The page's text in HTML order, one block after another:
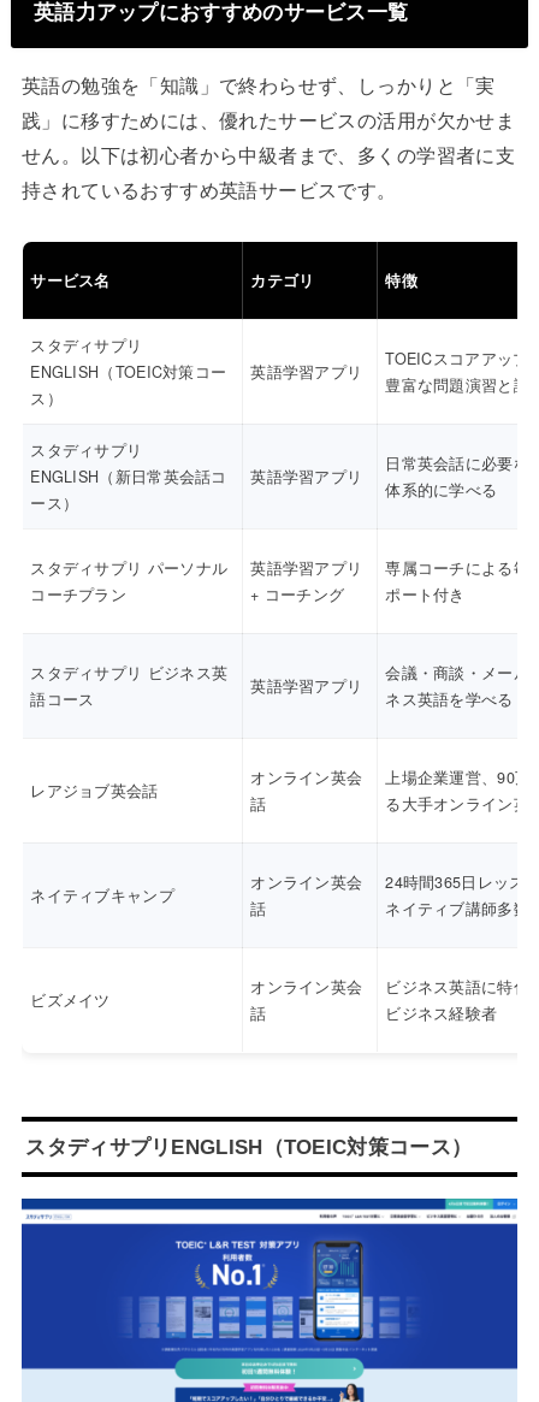
英語力アップにおすすめのサービス一覧
英語の勉強を「知識」で終わらせず、しっかりと「実
践」に移すためには、優れたサービスの活用が欠かせま
せん。以下は初心者から中級者まで、多くの学習者に支
持されているおすすめ英語サービスです。
サービス名 カテゴリ 特徴
スタディサプリ
ENGLISH（TOEIC対策コー
ス）
英語学習アプリ
TOEICスコアアップ
豊富な問題演習と講
スタディサプリ
ENGLISH（新日常英会話コ
ース）
英語学習アプリ
日常英会話に必要な
体系的に学べる
スタディサプリ パーソナル
コーチプラン
英語学習アプリ
+ コーチング
専属コーチによる毎
ポート付き
スタディサプリ ビジネス英
語コース
英語学習アプリ
会議・商談・メール
ネス英語を学べる
レアジョブ英会話
オンライン英会
話
上場企業運営、90万
る大手オンライン英
ネイティブキャンプ
オンライン英会
話
24時間365日レッス
ネイティブ講師多数
ビズメイツ
オンライン英会
話
ビジネス英語に特化
ビジネス経験者
スタディサプリENGLISH（TOEIC対策コース）